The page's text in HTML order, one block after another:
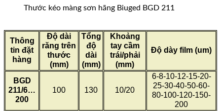
Thước kéo màng sơn hãng Biuged BGD 211
Thông
tin đặt
hàng
Độ dài
răng trên
thước
(mm)
Tổng
độ
dài
(mm)
Khoảng
tay cầm
trái/phải
(mm)
Độ dày film (um)
BGD
211/6…
200
100 130 10/20
6-8-10-12-15-20-
25-30-40-50-60-
80-100-120-150-
200